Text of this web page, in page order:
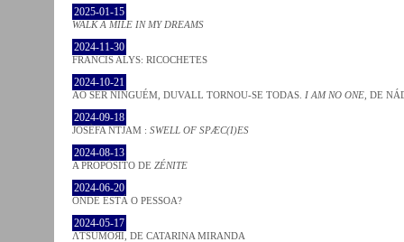
2025-01-15
WALK A MILE IN MY DREAMS
2024-11-30
FRANCIS ALYS: RICOCHETES
2024-10-21
AO SER NINGUÉM, DUVALL TORNOU-SE TODAS. I AM NO ONE , DE
2024-09-18
JOSÈFA NTJAM : SWELL OF SPÆC(I)ES
2024-08-13
A PROPÓSITO DE ZÉNITE
2024-06-20
ONDE ESTÁ O PESSOA?
2024-05-17
ΛƬSUMOЯI, DE CATARINA MIRANDA